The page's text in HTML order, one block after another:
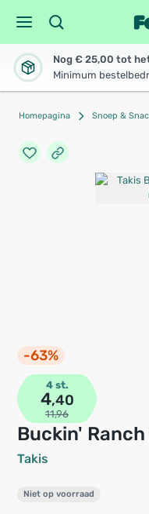
Nog € 25,00 tot
Minimum
Homepagina Snoep &
-63%
Buckin'
Takis
4 st.
4,40
11,96
Niet op voorraad